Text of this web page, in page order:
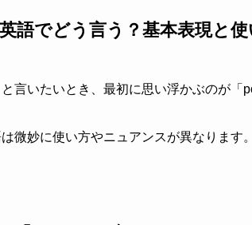
語でどう言う？基本表現と
言いたいとき、最初に思い浮かぶのが「
微妙に使い方やニュアンスが異なります